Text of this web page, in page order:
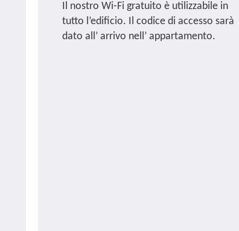
Il nostro Wi-Fi gratuito è utilizzabile in
tutto l’edificio. Il codice di accesso sarà
dato all’ arrivo nell’ appartamento.